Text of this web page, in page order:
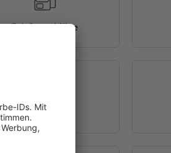
Briefumschläge
Flyer